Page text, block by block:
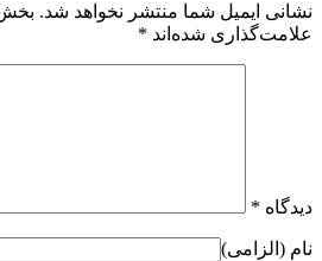
نشانی ایمیل شما منتشر نخواهد شد.
علامت‌گذاری شده‌اند *
دیدگاه *
نام (الزامی)